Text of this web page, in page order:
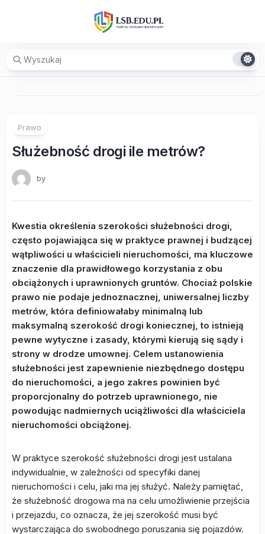
Prawo
Służebność drogi ile metrów?
by
Kwestia określenia szerokości służebności drogi,
często pojawiająca się w praktyce prawnej i budzącej
wątpliwości u właścicieli nieruchomości, ma kluczowe
znaczenie dla prawidłowego korzystania z obu
obciążonych i uprawnionych gruntów. Chociaż polskie
prawo nie podaje jednoznacznej, uniwersalnej liczby
metrów, która definiowałaby minimalną lub
maksymalną szerokość drogi koniecznej, to istnieją
pewne wytyczne i zasady, którymi kierują się sądy i
strony w drodze umownej. Celem ustanowienia
służebności jest zapewnienie niezbędnego dostępu
do nieruchomości, a jego zakres powinien być
proporcjonalny do potrzeb uprawnionego, nie
powodując nadmiernych uciążliwości dla właściciela
nieruchomości obciążonej.
W praktyce szerokość służebności drogi jest ustalana
indywidualnie, w zależności od specyfiki danej
nieruchomości i celu, jaki ma jej służyć. Należy pamiętać,
że służebność drogowa ma na celu umożliwienie przejścia
i przejazdu, co oznacza, że jej szerokość musi być
wystarczająca do swobodnego poruszania się pojazdów.